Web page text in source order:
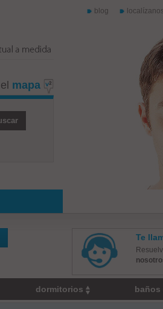
blog localízanos
mapa
Te
dormitorios baños